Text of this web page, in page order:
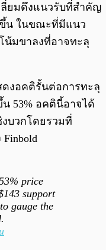
ลี่ยมดึงแนวรับที่สำคัญ
ขึ้น ในขณะที่มีแนว
น้มขาลงที่อาจทะลุ
ดงอคติรั้นต่อการทะลุ
53% อคตินี้อาจได้
บวกโดยรวมที่
price
support
gauge the